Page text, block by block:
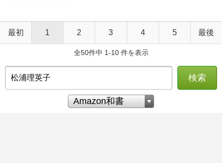
最初 1 2 3 4 5 最後
全50件中 1-10 件を表示
検索